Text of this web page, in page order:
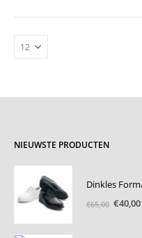
NIEUWSTE PRODUCTEN
Dinkles
€65,00 €40,00